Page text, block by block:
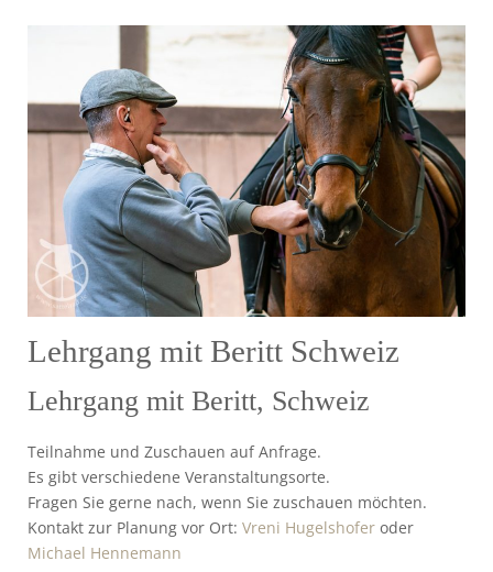
Lehrgang mit Beritt Schweiz
Lehrgang mit Beritt, Schweiz
Teilnahme und Zuschauen auf Anfrage.
Es gibt verschiedene Veranstaltungsorte.
Fragen Sie gerne nach, wenn Sie zuschauen möchten.
Kontakt zur Planung vor Ort: Vreni Hugelshofer oder
Michael Hennemann